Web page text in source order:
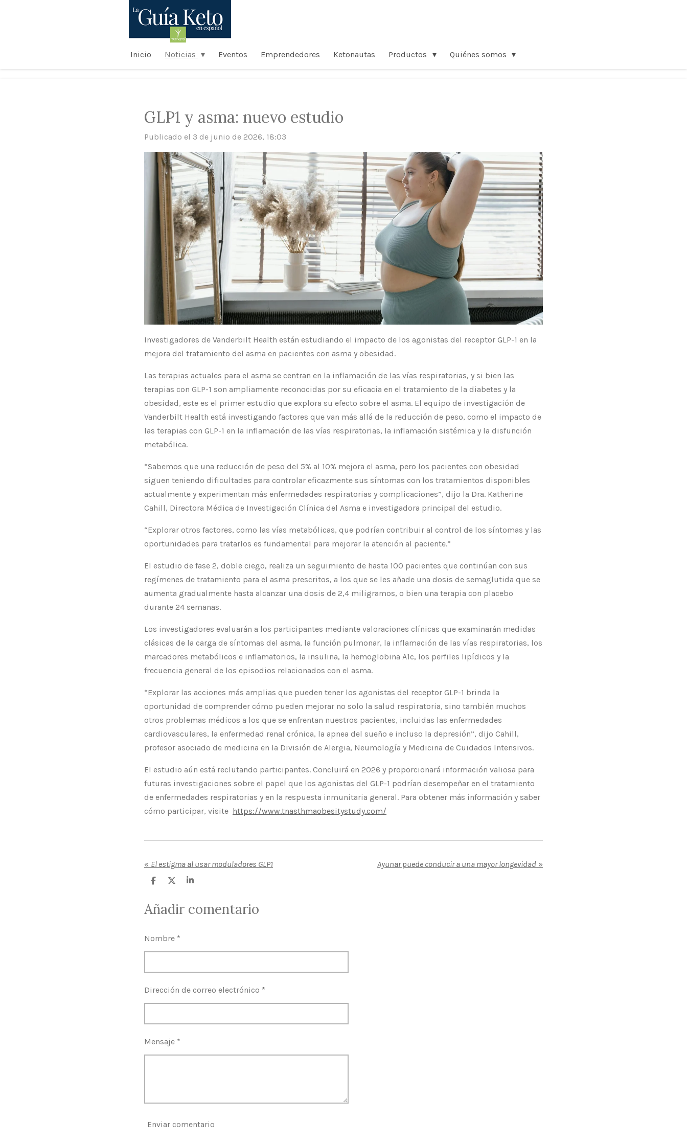
Inicio Noticias Eventos Emprendedores Ketonautas Productos Quiénes somos
GLP1 y asma: nuevo estudio
Publicado el 3 de junio de 2026, 18:03
Investigadores de Vanderbilt Health están estudiando el impacto de los agonistas del receptor GLP-1 en la
mejora del tratamiento del asma en pacientes con asma y obesidad.
Las terapias actuales para el asma se centran en la inflamación de las vías respiratorias, y si bien las
terapias con GLP-1 son ampliamente reconocidas por su eficacia en el tratamiento de la diabetes y la
obesidad, este es el primer estudio que explora su efecto sobre el asma. El equipo de investigación de
Vanderbilt Health está investigando factores que van más allá de la reducción de peso, como el impacto de
las terapias con GLP-1 en la inflamación de las vías respiratorias, la inflamación sistémica y la disfunción
metabólica.
“Sabemos que una reducción de peso del 5% al ​​10% mejora el asma, pero los pacientes con obesidad
siguen teniendo dificultades para controlar eficazmente sus síntomas con los tratamientos disponibles
actualmente y experimentan más enfermedades respiratorias y complicaciones”, dijo la Dra. Katherine
Cahill, Directora Médica de Investigación Clínica del Asma e investigadora principal del estudio.
“Explorar otros factores, como las vías metabólicas, que podrían contribuir al control de los síntomas y las
oportunidades para tratarlos es fundamental para mejorar la atención al paciente.”
El estudio de fase 2, doble ciego, realiza un seguimiento de hasta 100 pacientes que continúan con sus
regímenes de tratamiento para el asma prescritos, a los que se les añade una dosis de semaglutida que se
aumenta gradualmente hasta alcanzar una dosis de 2,4 miligramos, o bien una terapia con placebo
durante 24 semanas.
Los investigadores evaluarán a los participantes mediante valoraciones clínicas que examinarán medidas
clásicas de la carga de síntomas del asma, la función pulmonar, la inflamación de las vías respiratorias, los
marcadores metabólicos e inflamatorios, la insulina, la hemoglobina A1c, los perfiles lipídicos y la
frecuencia general de los episodios relacionados con el asma.
“Explorar las acciones más amplias que pueden tener los agonistas del receptor GLP-1 brinda la
oportunidad de comprender cómo pueden mejorar no solo la salud respiratoria, sino también muchos
otros problemas médicos a los que se enfrentan nuestros pacientes, incluidas las enfermedades
cardiovasculares, la enfermedad renal crónica, la apnea del sueño e incluso la depresión”, dijo Cahill,
profesor asociado de medicina en la División de Alergia, Neumología y Medicina de Cuidados Intensivos.
El estudio aún está reclutando participantes. Concluirá en 2026 y proporcionará información valiosa para
futuras investigaciones sobre el papel que los agonistas del GLP-1 podrían desempeñar en el tratamiento
de enfermedades respiratorias y en la respuesta inmunitaria general. Para obtener más información y saber
cómo participar, visite https://www.tnasthmaobesitystudy.com/
« El estigma al usar moduladores GLP1 Ayunar puede conducir a una mayor longevidad »
C
p
a
i
C
p
a
i
C
p
a
Añadir comentario
Nombre *
Dirección de correo electrónico *
Mensaje *
Enviar comentario